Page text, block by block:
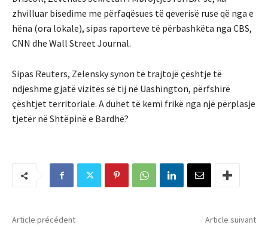
zhvilluar bisedime me përfaqësues të qeverisë ruse që nga e
hëna (ora lokale), sipas raporteve të përbashkëta nga CBS,
CNN dhe Wall Street Journal.
Sipas Reuters, Zelensky synon të trajtojë çështje të
ndjeshme gjatë vizitës së tij në Uashington, përfshirë
çështjet territoriale. A duhet të kemi frikë nga një përplasje
tjetër në Shtëpinë e Bardhë?
Article précédent Article suivant